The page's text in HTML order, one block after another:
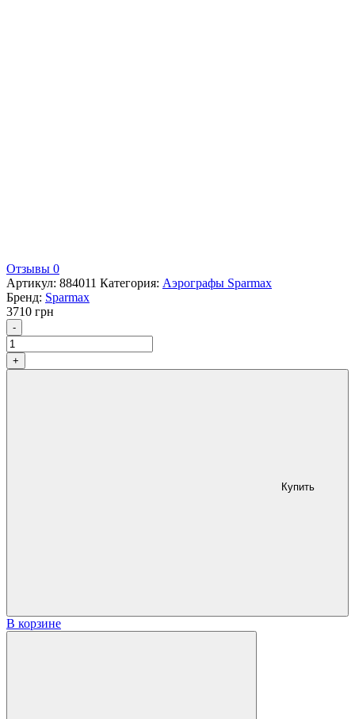
Отзывы 0
Артикул: 884011 Категория: Аэрографы Sparmax
Бренд: Sparmax
3710 грн
- Количество
+
Купить
В корзине